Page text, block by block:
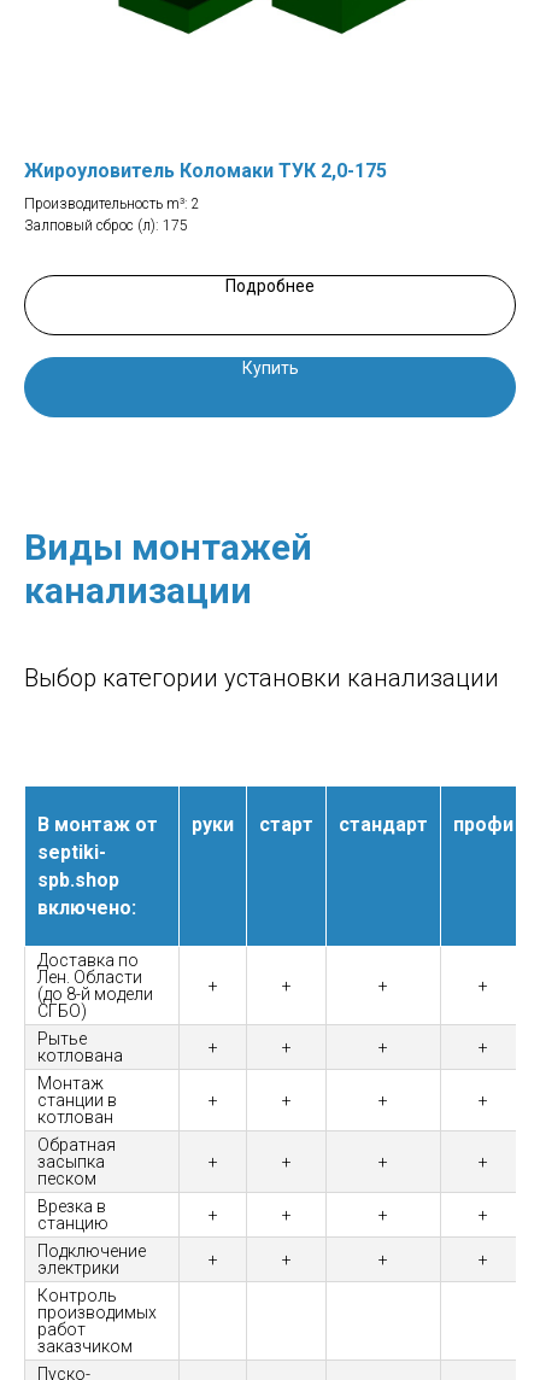
Жироуловитель Коломаки ТУК 2,0-175
Производительность m³: 2
Залповый сброс (л): 175
Подробнее
Купить
Виды монтажей
канализации
Выбор категории установки канализации
В монтаж от
septiki-
spb.shop
включено:
руки старт стандарт профи
Доставка по
Лен. Области
(до 8-й модели
СГБО)
+ + + +
Рытье
котлована
+ + +
+
Монтаж
станции в
котлован
+ + + +
Обратная
засыпка
песком
+ + + +
Врезка в
станцию
+ + +
+
Подключение
электрики
+ + +
+
Контроль
производимых
работ
заказчиком
Пуско-